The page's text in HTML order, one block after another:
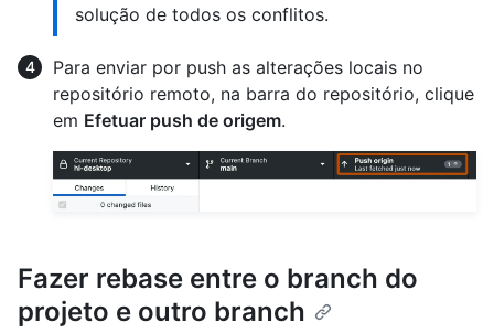
solução de todos os conflitos.
Para enviar por push as alterações locais no
repositório remoto, na barra do repositório, clique
em Efetuar push de origem.
Fazer rebase entre o branch do
projeto e outro branch